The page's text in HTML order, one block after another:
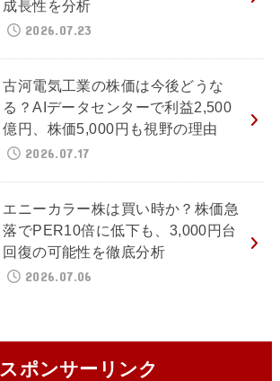
成長性を分析
2026.07.23
古河電気工業の株価は今後どうな
る？AIデータセンターで利益2,500
億円、株価5,000円も視野の理由
2026.07.17
エニーカラー株は買い時か？株価急
落でPER10倍に低下も、3,000円台
回復の可能性を徹底分析
2026.07.06
スポンサーリンク